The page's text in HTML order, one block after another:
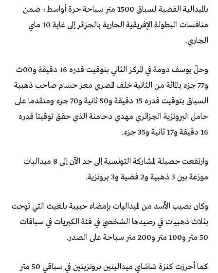
بالميدالية الفضية لسباق 1500 متر سباحة حرة أواسط، ضمن
منافسات البطولة الإفريقية الجارية بالجزائر إلى غاية 10 ماي
الجاري.
وحلّ يوسف دومة في المركز الثاني بتوقيت قدره 16 دقيقة و00ث
و77 جزء بالمائة من الثانية خلف المصري معز حسام صاحب ذهبية
السباق بتوقيت قدره 15 دقيقة و50 ثانية و70 جزء ومتقدما على
حامل البرونزية الجزائري مهدي دحامنة الذي حقق توقيتا قدره
16 دقيقة و17 ثانية و35 جزء.
وارتفعت حصيلة المشاركة التونسية إلى حد الآن إلى 8 ميداليات
موزعة بين 3 ذهبية و2 فضية و3 برونزية.
وكان نصيب الأسد من الميداليات بإمضاء حبيبة بلغيث التي توجت
بثلاث ذهبيات في رصيدها الشخصي في فئة الكبريات في سباقات
50 متر و100 متر و200 متر سباحة على الصدر.
كما أحرزت كنزة شاشاي ميداليتين برونزيتين في سباقي 50 متر